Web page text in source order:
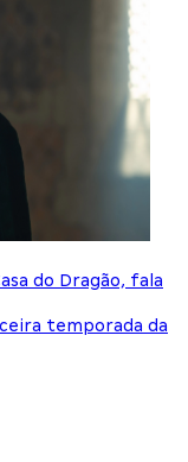
do Dragão, fala
temporada da